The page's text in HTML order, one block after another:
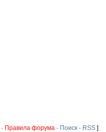
· Правила форума · Поиск · RSS ]